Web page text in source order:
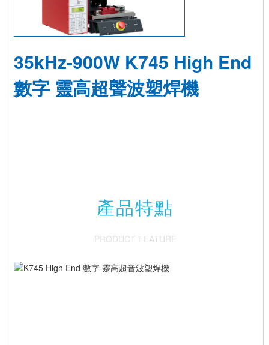
35kHz-900W K745 High End
數字 靈高超聲波塑焊機
產品特點
PRODUCT FEATURE